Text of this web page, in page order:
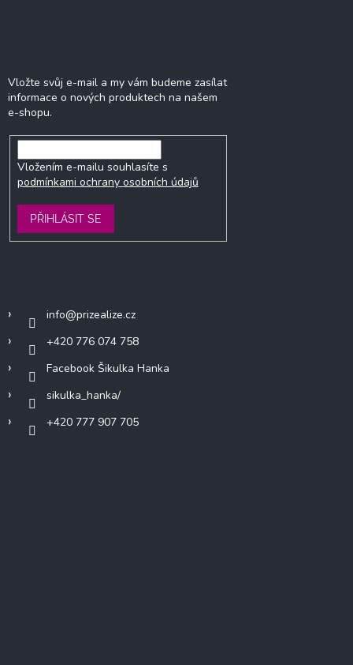
Vložte svůj e-mail a my vám budeme zasílat
informace o nových produktech na našem
e-shopu.
Vložením e-mailu souhlasíte s
podmínkami ochrany osobních údajů
PŘIHLÁSIT SE
info@prizealize.cz
+420 776 074 758
Facebook Šikulka Hanka
sikulka_hanka/
+420 777 907 705